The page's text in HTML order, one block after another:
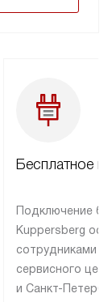
Бесплатное
Подключение
Kuppersberg
сотрудниками
сервисного
и Санкт-